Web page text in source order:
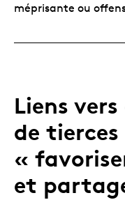
méprisante ou
Liens
de
«
et